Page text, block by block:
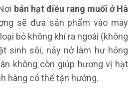
bán hạt điều rang muối ở Hà
sẽ đưa sản phẩm vào máy
bỏ không khí ra ngoài (không
sinh sôi, nảy nở làm hư hỏng
không còn giúp hương vị hạt
hàng có thể tận hưởng.